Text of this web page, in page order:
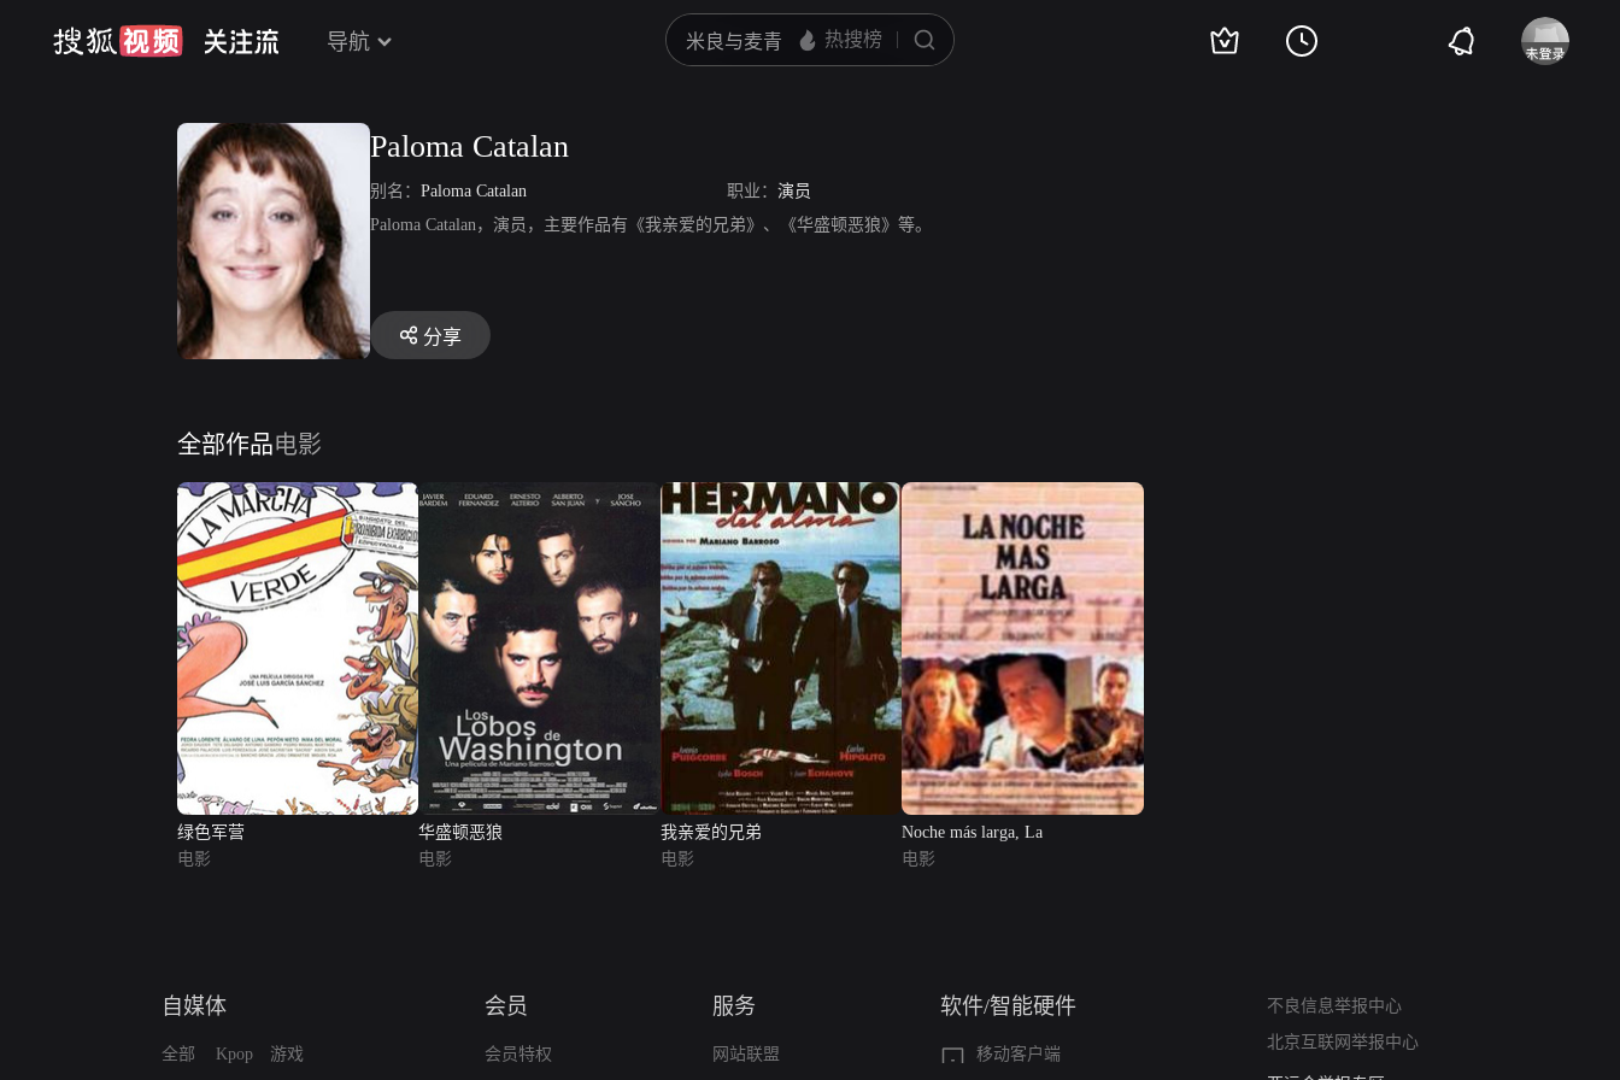
导航
Paloma Catalan
别名： Paloma Catalan 职业： 演员
Paloma Catalan，演员，主要作品有《我亲爱的兄弟》、《华盛顿恶狼》等。
分享
全部作品电影
绿色军营
电影
华盛顿恶狼
电影
我亲爱的兄弟
电影
Noche más larga, La
电影
自媒体
全部 Kpop 游戏
会员
会员特权
服务
网站联盟
软件/智能硬件
移动客户端
不良信息举报中心
北京互联网举报中心
算法推荐专项举报